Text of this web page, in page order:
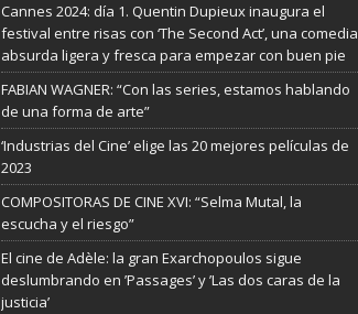
Cannes 2024: día 1. Quentin Dupieux inaugura el
festival entre risas con ‘The Second Act’, una comedia
absurda ligera y fresca para empezar con buen pie
FABIAN WAGNER: “Con las series, estamos hablando
de una forma de arte”
‘Industrias del Cine’ elige las 20 mejores películas de
2023
COMPOSITORAS DE CINE XVI: “Selma Mutal, la
escucha y el riesgo”
El cine de Adèle: la gran Exarchopoulos sigue
deslumbrando en ’Passages’ y ’Las dos caras de la
justicia’